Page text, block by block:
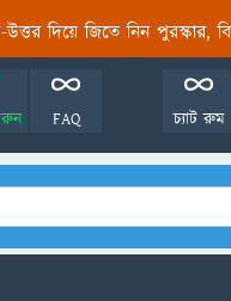
দিয়ে জিতে নিন পুরস্কার,
FAQ চ্যাট রুম